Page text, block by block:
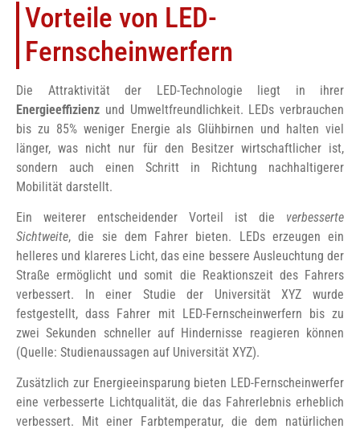
Vorteile von LED-
Fernscheinwerfern
Die Attraktivität der LED-Technologie liegt in ihrer
Energieeffizienz und Umweltfreundlichkeit. LEDs verbrauchen
bis zu 85% weniger Energie als Glühbirnen und halten viel
länger, was nicht nur für den Besitzer wirtschaftlicher ist,
sondern auch einen Schritt in Richtung nachhaltigerer
Mobilität darstellt.
Ein weiterer entscheidender Vorteil ist die verbesserte
Sichtweite, die sie dem Fahrer bieten. LEDs erzeugen ein
helleres und klareres Licht, das eine bessere Ausleuchtung der
Straße ermöglicht und somit die Reaktionszeit des Fahrers
verbessert. In einer Studie der Universität XYZ wurde
festgestellt, dass Fahrer mit LED-Fernscheinwerfern bis zu
zwei Sekunden schneller auf Hindernisse reagieren können
(Quelle: Studienaussagen auf Universität XYZ).
Zusätzlich zur Energieeinsparung bieten LED-Fernscheinwerfer
eine verbesserte Lichtqualität, die das Fahrerlebnis erheblich
verbessert. Mit einer Farbtemperatur, die dem natürlichen